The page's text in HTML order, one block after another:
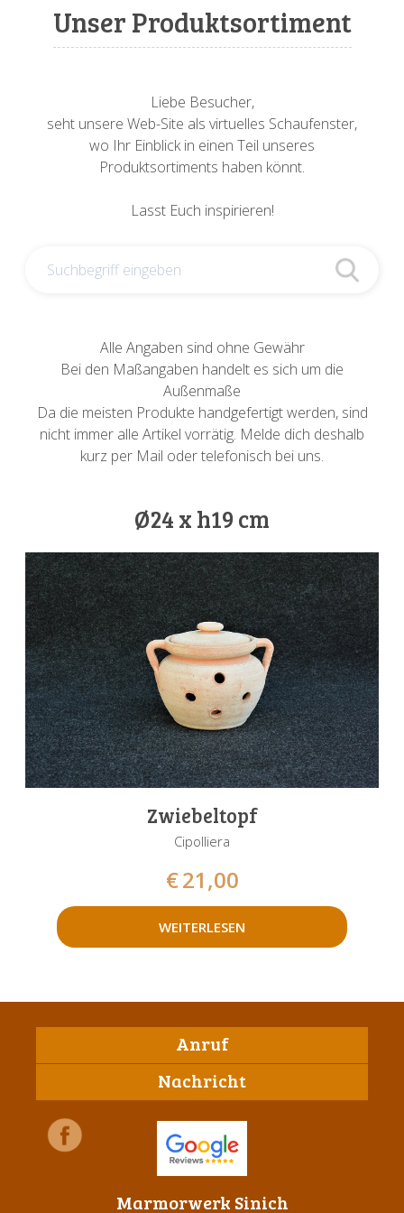
Unser Produktsortiment
Liebe Besucher,
seht unsere Web-Site als virtuelles Schaufenster,
wo Ihr Einblick in einen Teil unseres
Produktsortiments haben könnt.
Lasst Euch inspirieren!
Alle Angaben sind ohne Gewähr
Bei den Maßangaben handelt es sich um die
Außenmaße
Da die meisten Produkte handgefertigt werden, sind
nicht immer alle Artikel vorrätig. Melde dich deshalb
kurz per Mail oder telefonisch bei uns.
Ø24 x h19 cm
Zwiebeltopf
Cipolliera
€21,00
WEITERLESEN
Anruf
Nachricht
Marmorwerk Sinich
Sonnenuhren
Spardosen
Vögel
Vogeltränken
Verschiedene
Wandschalen
Sockel + Säulen
Tierfiguren
Meeresbewohner
Schildkröten
Schweine + Wildschweine
Verschiedene
Zwiebel- + Knoblauchtöpfe